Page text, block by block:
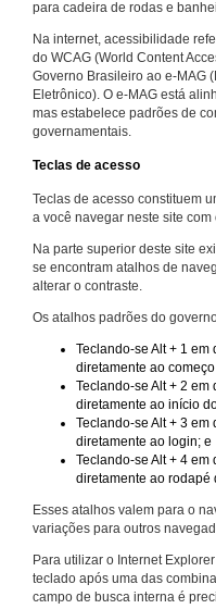
para cadeira de rodas e
Na internet, acessibilidade
do WCAG (World Content
Governo Brasileiro ao e-MAG
Eletrônico). O e-MAG está
mas estabelece padrões de
governamentais.
Teclas de acesso
Teclas de acesso constituem
a você navegar neste site com
Na parte superior deste site
se encontram atalhos de
alterar o contraste.
Os atalhos padrões do
Teclando-se Alt + 1
diretamente ao
Teclando-se Alt + 2
diretamente ao início
Teclando-se Alt + 3
diretamente ao login; e
Teclando-se Alt + 4
diretamente ao rodapé
Esses atalhos valem para o
variações para outros
Para utilizar o Internet
teclado após uma das
campo de busca interna é